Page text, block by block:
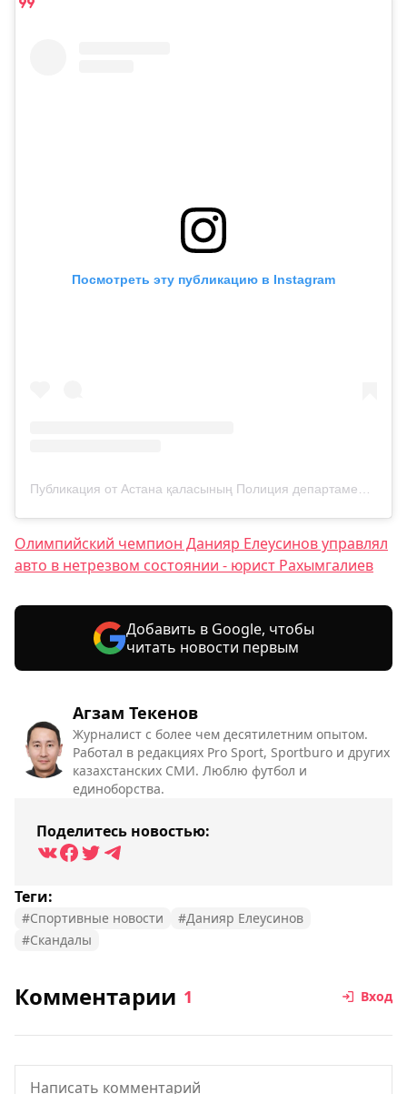
Агзам Текенов
Журналист с более чем десятилетним опытом.
Работал в редакциях Pro Sport, Sportburo и других
казахстанских СМИ. Люблю футбол и
единоборства.
Поделитесь новостью:
Теги:
#Спортивные новости
#Данияр Елеусинов
#Скандалы
Посмотреть эту публикацию в Instagram
Олимпийский чемпион Данияр Елеусинов управлял
авто в нетрезвом состоянии - юрист Рахымгалиев
Добавить в Google, чтобы
читать новости первым
Комментарии 1 Вход